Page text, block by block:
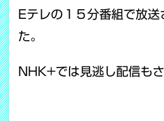
Eテレの１５分番組で放送
た。
NHK+では見逃し配信もさ